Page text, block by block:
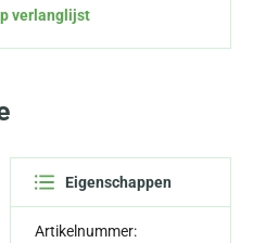
verlanglijst
Eigenschappen
Artikelnummer: